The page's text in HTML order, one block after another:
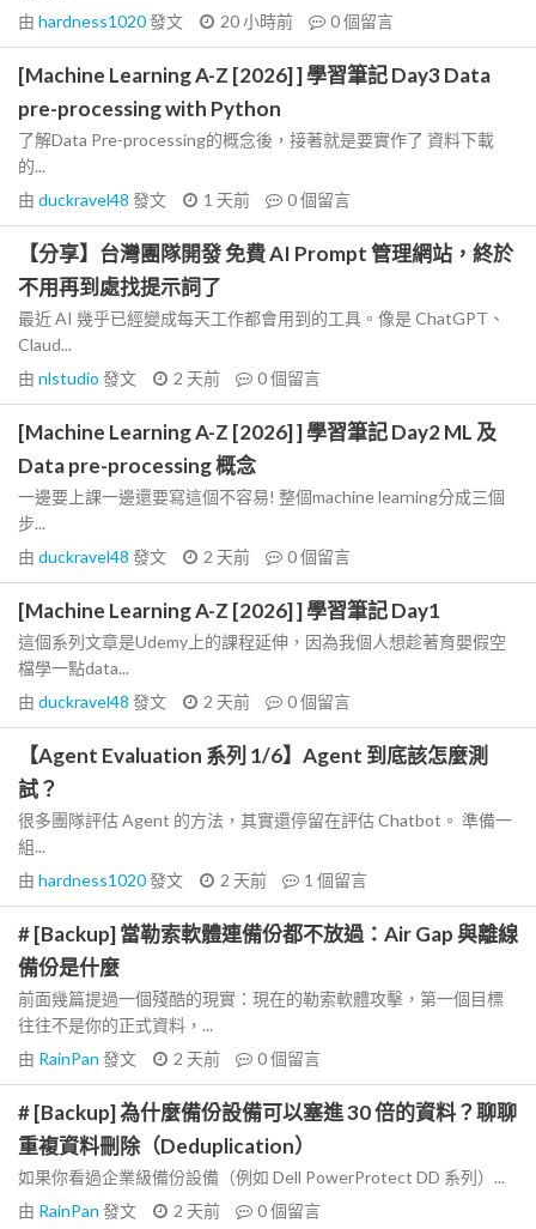
由 hardness1020發文 20 小時前 0個留言
[Machine Learning A-Z [2026] ] 學習筆記 Day3 Data
pre-processing with Python
了解Data Pre-processing的概念後，接著就是要實作了 資料下載
的...
由 duckravel48 發文 1 天前 0個留言
【分享】台灣團隊開發 免費 AI Prompt 管理網站，終於
不用再到處找提示詞了
最近 AI 幾乎已經變成每天工作都會用到的工具。像是 ChatGPT、
Claud...
由 nlstudio 發文 2 天前 0個留言
[Machine Learning A-Z [2026] ] 學習筆記 Day2 ML 及
Data pre-processing 概念
一邊要上課一邊還要寫這個不容易! 整個machine learning分成三個
步...
由 duckravel48 發文 2 天前 0個留言
[Machine Learning A-Z [2026] ] 學習筆記 Day1
這個系列文章是Udemy上的課程延伸，因為我個人想趁著育嬰假空
檔學一點data...
由 duckravel48 發文 2 天前 0個留言
【Agent Evaluation 系列 1/6】Agent 到底該怎麼測
試？
很多團隊評估 Agent 的方法，其實還停留在評估 Chatbot。 準備一
組...
由 hardness1020發文 2 天前 1 個留言
# [Backup] 當勒索軟體連備份都不放過：Air Gap 與離線
備份是什麼
前面幾篇提過一個殘酷的現實：現在的勒索軟體攻擊，第一個目標
往往不是你的正式資料，...
由 RainPan 發文 2 天前 0個留言
# [Backup] 為什麼備份設備可以塞進 30 倍的資料？聊聊
重複資料刪除（Deduplication）
如果你看過企業級備份設備（例如 Dell PowerProtect DD 系列）...
由 RainPan 發文 2 天前 0個留言